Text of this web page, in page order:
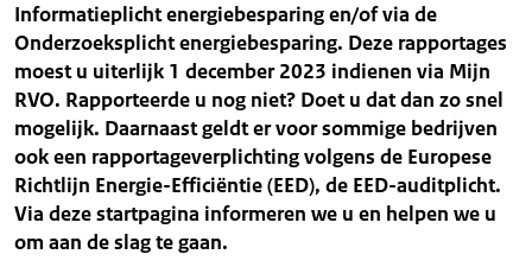
Informatieplicht energiebesparing en/of via de
Onderzoeksplicht energiebesparing. Deze rapportages
moest u uiterlijk 1 december 2023 indienen via Mijn
RVO. Rapporteerde u nog niet? Doet u dat dan zo snel
mogelijk. Daarnaast geldt er voor sommige bedrijven
ook een rapportageverplichting volgens de Europese
Richtlijn Energie-Efficiëntie (EED), de EED-auditplicht.
Via deze startpagina informeren we u en helpen we u
om aan de slag te gaan.